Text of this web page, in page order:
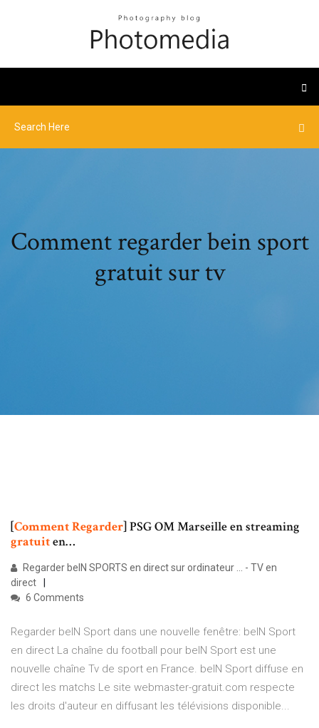
Comment regarder bein sport
gratuit sur tv
[Comment Regarder] PSG OM Marseille en streaming
gratuiten…
Regarder beIN SPORTS en direct sur ordinateur ... - TV en
direct
6 Comments
Regarder beIN Sport dans une nouvelle fenêtre: beIN Sport
en direct La chaîne du football pour beIN Sport est une
nouvelle chaîne Tv de sport en France. beIN Sport diffuse en
direct les matchs Le site webmaster-gratuit.com respecte
les droits d'auteur en diffusant les télévisions disponible...